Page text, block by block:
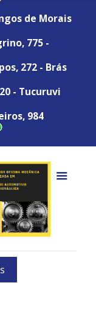
de Morais
775 -
272 - Brás
- Tucuruvi
984